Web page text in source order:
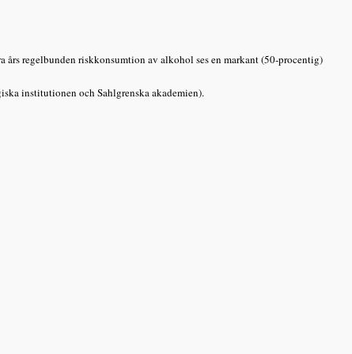
regelbunden riskkonsumtion av alkohol ses en markant (50-procentig)
institutionen och Sahlgrenska akademien).